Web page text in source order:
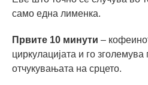
само една лименка.
Првите 10 минути –
циркулацијата и го зголемува
отчукувањата на срцето.